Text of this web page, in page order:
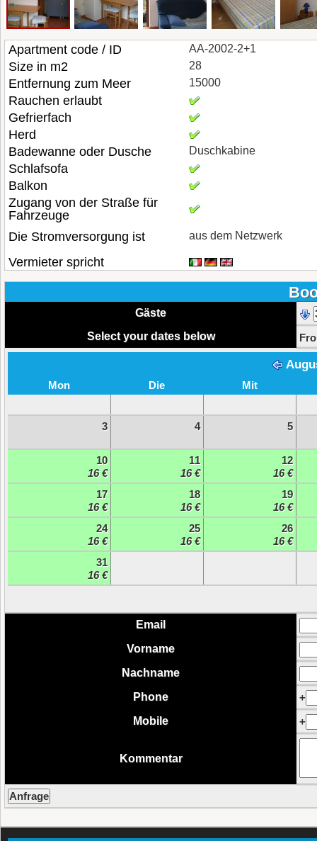
Apartment code / ID AA-2002-2+1
Size in m2 28
Entfernung zum Meer 15000
Rauchen erlaubt
Gefrierfach
Herd
Badewanne oder Dusche
Duschkabine
Schlafsofa
Balkon
Zugang von der Straße für
Fahrzeuge
Die Stromversorgung ist
aus dem Netzwerk
Vermieter spricht
Gäste
Select your dates below
Mon Die Mit
3 4 5
10
16 €
11
16 €
12
16 €
17
16 €
18
16 €
19
16 €
24
16 €
25
16 €
26
16 €
31
16 €
Email
Vorname
Nachname
Phone
+
Mobile
+
Kommentar